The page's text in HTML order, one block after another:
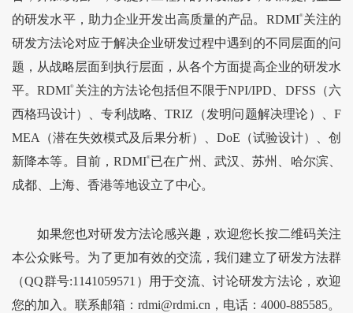
的研发水平，助力企业开发出高质量的产品。RDMI®关注的
研发方法论对应于解决企业研发过程中遇到的不同层面的问
题，从战略层面到执行层面，从各个方面提高企业的研发水
平。RDMI® 关注的方法论包括但不限于NPI/IPD、DFSS（六
西格玛设计）、专利战略、TRIZ（发明问题解决理论）、F
MEA（潜在失效模式及后果分析）、DoE（试验设计）、创
新降本等。目前，RDMI®已在广州、武汉、苏州、哈尔滨、
成都、上海、香港等地设立了中心。
如果您也对研发方法论感兴趣，欢迎您长按二维码关注
本公众账号。为了更加有效的交流，我们建立了研发方法群
（QQ群号:1141059571）用于交流、讨论研发方法论，欢迎
您的加入。联系邮箱：rdmi@rdmi.cn，电话：4000-885585。